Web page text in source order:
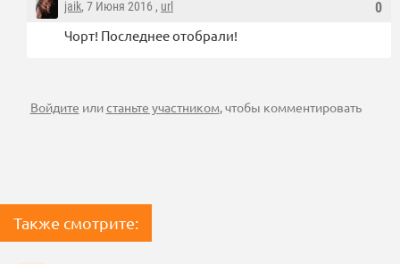
0
jaik, 7 Июня 2016 , url
Чорт! Последнее отобрали!
Войдите илистаньте участником, чтобы комментировать
Также смотрите: